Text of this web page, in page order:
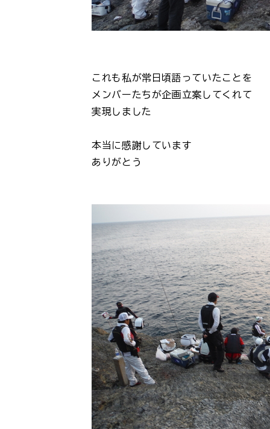
これも私が常日頃語っていたことを
メンバーたちが企画立案してくれて
実現しました
本当に感謝しています
ありがとう